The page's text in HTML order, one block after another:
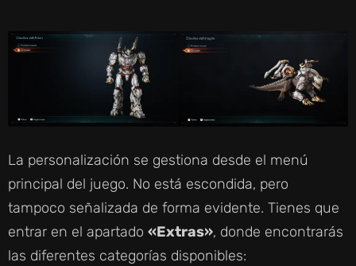
La personalización se gestiona desde el menú
principal del juego. No está escondida, pero
tampoco señalizada de forma evidente. Tienes que
entrar en el apartado «Extras», donde encontrarás
las diferentes categorías disponibles: